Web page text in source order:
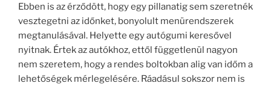
Ebben is az érződött, hogy egy pillanatig sem szeretnék
vesztegetni az időnket, bonyolult menürendszerek
megtanulásával. Helyette egy autógumi keresővel
nyitnak. Értek az autókhoz, ettől függetlenül nagyon
nem szeretem, hogy a rendes boltokban alig van időm a
lehetőségek mérlegelésére. Ráadásul sokszor nem is